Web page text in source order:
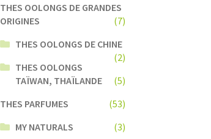
THES OOLONGS DE GRANDES
ORIGINES
(7)
THES OOLONGS DE CHINE
(2)
THES OOLONGS
TAÏWAN, THAÏLANDE
(5)
THES PARFUMES
(53)
MY NATURALS
(3)